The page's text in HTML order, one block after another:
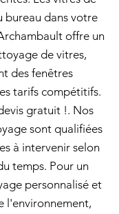
bureau dans votre
offre un
de vitres,
des fenêtres
tarifs compétitifs.
gratuit !. Nos
sont qualifiées
à intervenir selon
temps. Pour un
personnalisé et
l'environnement,